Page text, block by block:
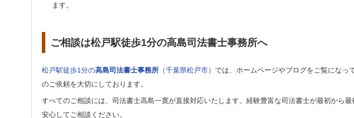
ます。
ご相談は松戸駅徒歩1分の高島司法書士事務所へ
松戸駅徒歩1分の高島司法書士事務所 （千葉県松戸市） では、ホームページやブログをご覧になっ
のご依頼を大切にしております。
すべてのご相談には、司法書士高島一寛が直接対応いたします。経験豊富な司法書士が最初から最
安心してご相談ください。